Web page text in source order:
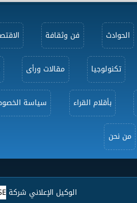
الحوادث فن وثقافة
تكنولوجيا مقالات ورأى
بأقلام القراء سياسة
من نحن
الوكيل الإعلاني شركة